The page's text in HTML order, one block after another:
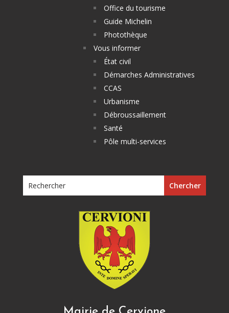
Office du tourisme
Guide Michelin
Photothèque
Vous informer
État civil
Démarches Administratives
CCAS
Urbanisme
Débroussaillement
Santé
Pôle multi-services